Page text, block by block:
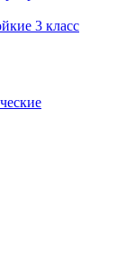
3 класс